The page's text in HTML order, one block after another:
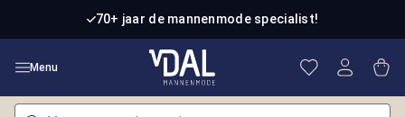
Ga naar de hoofdinhoud70+ jaar de mannenmode specialist!
Menu Je hebt 0